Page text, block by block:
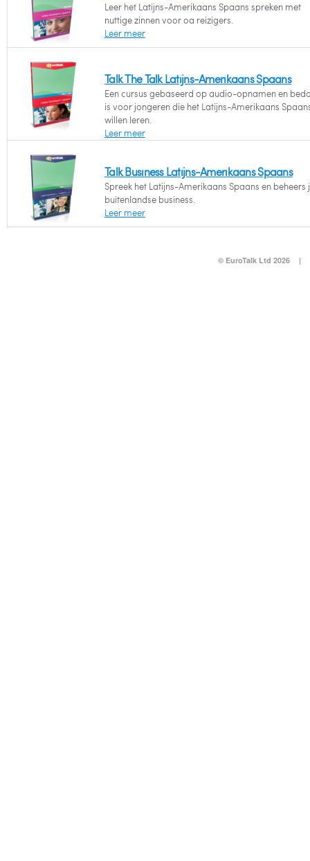
Leer het Latijns-Amerikaans Spaans spreken met
nuttige zinnen voor oa reizigers.
Leer meer
Talk The Talk Latijns-Amerikaans Spaans
Een cursus gebaseerd op audio-opnamen en
is voor jongeren die het Latijns-Amerikaans
willen leren.
Leer meer
Talk Business Latijns-Amerikaans Spaans
Spreek het Latijns-Amerikaans Spaans en beheers
buitenlandse business.
Leer meer
© EuroTalk Ltd 2026 |